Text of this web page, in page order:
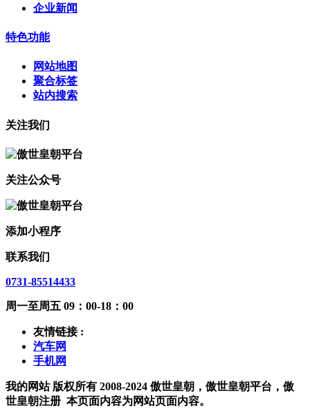
企业新闻
特色功能
网站地图
聚合标签
站内搜索
关注我们
关注公众号
添加小程序
联系我们
0731-85514433
周一至周五 09：00-18：00
友情链接 :
汽车网
手机网
我的网站 版权所有 2008-2024 傲世皇朝，傲世皇朝平台，傲
世皇朝注册 本页面内容为网站页面内容。